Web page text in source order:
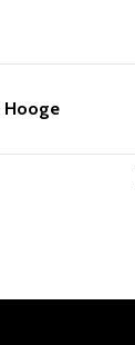
Hooge